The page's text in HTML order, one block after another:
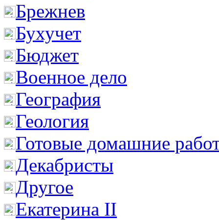
Брежнев
Бухучет
Бюджет
Военное дело
География
Геология
Готовые домашние
Декабристы
Другое
Екатерина II